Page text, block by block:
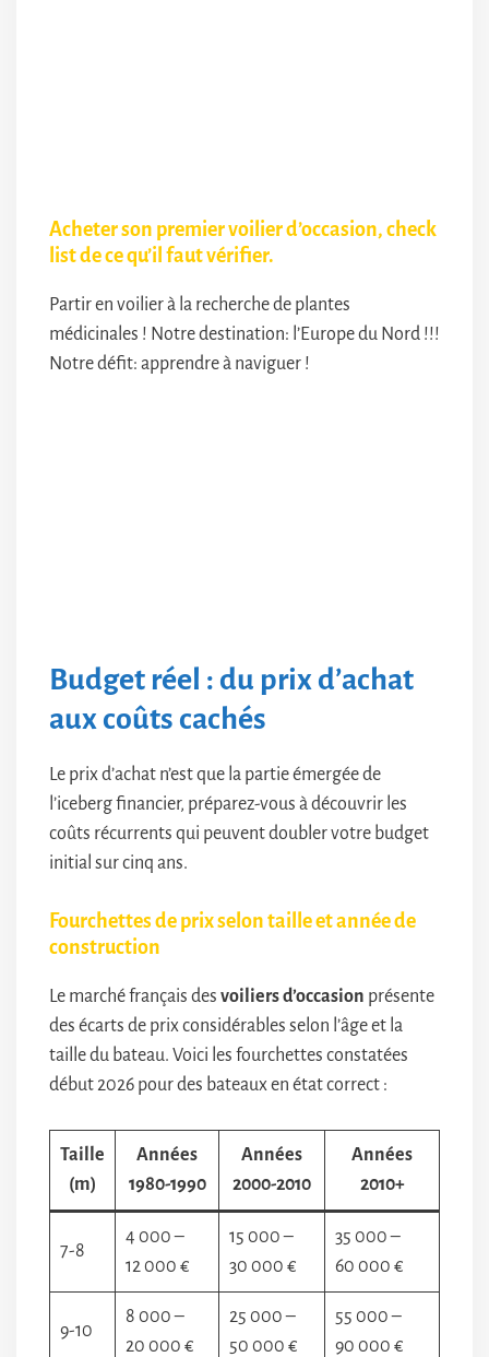
Acheter son premier voilier d’occasion, check
list de ce qu’il faut vérifier.
Partir en voilier à la recherche de plantes
médicinales ! Notre destination: l’Europe du Nord !!!
Notre défit: apprendre à naviguer !
Budget réel : du prix d’achat
aux coûts cachés
Le prix d’achat n’est que la partie émergée de
l’iceberg financier, préparez-vous à découvrir les
coûts récurrents qui peuvent doubler votre budget
initial sur cinq ans.
Fourchettes de prix selon taille et année de
construction
Le marché français des voiliers d’occasion présente
des écarts de prix considérables selon l’âge et la
taille du bateau. Voici les fourchettes constatées
début 2026 pour des bateaux en état correct :
Taille
(m)
Années
1980-1990
Années
2000-2010
Années
2010+
7-8
4 000 –
12 000 €
15 000 –
30 000 €
35 000 –
60 000 €
9-10
8 000 –
20 000 €
25 000 –
50 000 €
55 000 –
90 000 €